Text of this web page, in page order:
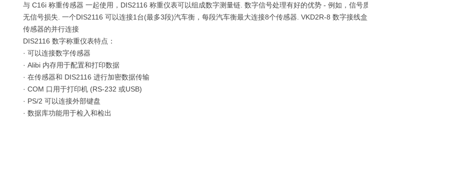
与 C16i 称重传感器 一起使用，DIS2116 称重仪表可以组成数字测量链. 数字信号处理有好的优势 - 例如，信号质量，
无信号损失. 一个DIS2116 可以连接1台(最多3段)汽车衡，每段汽车衡最大连接8个传感器. VKD2R-8 数字接线盒 用于
传感器的并行连接
DIS2116 数字称重仪表特点：
· 可以连接数字传感器
· Alibi 内存用于配置和打印数据
· 在传感器和 DIS2116 进行加密数据传输
· COM 口用于打印机 (RS-232 或USB)
· PS/2 可以连接外部键盘
· 数据库功能用于检入和检出